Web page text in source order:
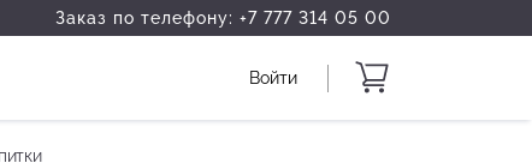
Заказ по телефону: +7 777 314 05 00
Войти